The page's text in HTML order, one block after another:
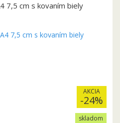
7,5 cm s kovaním biely
AKCIA
-24%
skladom